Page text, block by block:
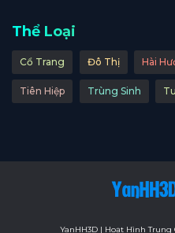
Thể Loại
Cổ Trang Đô Thị Hài
Tiên Hiệp Trùng Sinh
YanHH3D | Hoạt Hình